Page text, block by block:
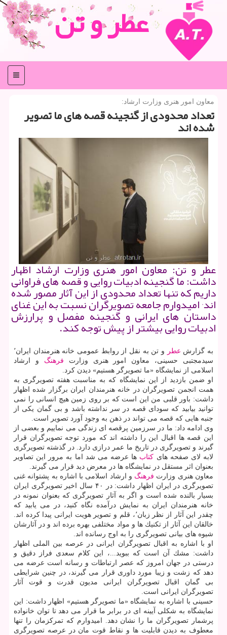
عطر و تن
منو
معاون امور هنری وزارت ارشاد:
تعداد محدودی از گنجینه قصه های ما تصویر
شده اند
عطر و تن: معاون امور هنری وزارت ارشاد اظهار
داشت: ما گنجینه ادبیات روایی و قصه های فراوانی
داریم كه تنها تعداد محدودی از این آثار مصور شده
اند٬ امیدوارم جامعه تصویرگران نسبت به این غنای
داستان های ایرانی و گنجینه مفصل و پرارزش
ادبیات روایی بیشتر از پیش توجه كند.
به گزارش عطر
و تن به نقل از روابط عمومی خانه هنرمندان ایران٬
سیدمجتبی حسینی، معاون امور هنری وزارت فرهنگ و ارشاد
اسلامی از نمایشگاه «ما تصویرگر هستیم» دیدن كرد.
او ضمن بازدید از این نمایشگاه كه به مناسبت هفته تصویرگری به
همت انجمن تصویرگران در خانه هنرمندان ایران برگزار شده اظهار
داشت: باور قلبی من این است كه بر روی زمین هیچ انسانی را نمی
توانید بیابید كه سودای قصه در سر نداشته باشد و بی گمان یكی از
جنبه هایی كه قصه می تواند در ذهن به وجود آورد تصویر است.
وی ادامه داد: ما در سرزمین پرقصه ای زندگی می نماییم و بعضی از
این قصه ها اقبال این را داشته اند كه مورد توجه تصویرگران قرار
گیرند و تصویرگری در تاریخ ما عمر درازی دارد. در گذشته تصویرگری
لابه لای صفحه های كتاب ها عرضه می شد اما به مرور این تصاویر
بعنوان اثر مستقل در نمایشگاه ها در معرض دید قرار می گیرند.
معاون هنری وزارت فرهنگ و ارشاد اسلامی با اشاره به پشتوانه غنی
تصویرگری در ایران اظهار داشت: در ۴۰ سال اخیر تصویرگری ایران
بسیار بالنده شده است و اگر به آثار تصویرگری كه بعنوان نمونه در
خانه هنرمندان ایران به نمایش درآمده نگاه كنید، در می یابید كه
چقدر این آثار از نظر زبان٬، قلم و تصویر هویت ایرانی پیدا كرده اند.
خالقان این آثار از تكنیك ها و مواد مختلفی بهره برده اند و در آثارشان
شیوه های بیانی تصویرگری را به اوج رسانده اند.
او با اشاره به اقبال تصویرگران ایرانی در عرصه بین الملی اظهار
داشت: مشك آن است كه ببوید...، این كلام سعدی فراز دقیق و
درستی در جهان امروز كه عصر ارتباطات و رسانه است عرضه می
دهد كه زشت و زیبا مورد داوری قرار می گیرند، در چنین شرایطی
بی گمان اقبال تصویرگران ایرانی مدیون قدرت و قوت آثار
تصویرگران ایرانی است.
حسینی با اشاره به نمایشگاه «ما تصویرگر هستیم» اظهار داشت: این
نمایشگاه به شكلی آیینه ای در برابر ما قرار می دهد تا توان خانواده
پرشمار تصویرگران ما را نشان دهد. امیدوارم كه تمركزمان را تنها
معطوف به دیدن قابلیت ها و نقاط قوت مان در عرصه تصویرگری